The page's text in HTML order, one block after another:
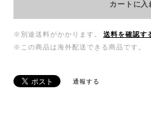
カートに入
※別途送料がかかります。
送料を確認す
※この商品は海外配送できる商品です。
通報する